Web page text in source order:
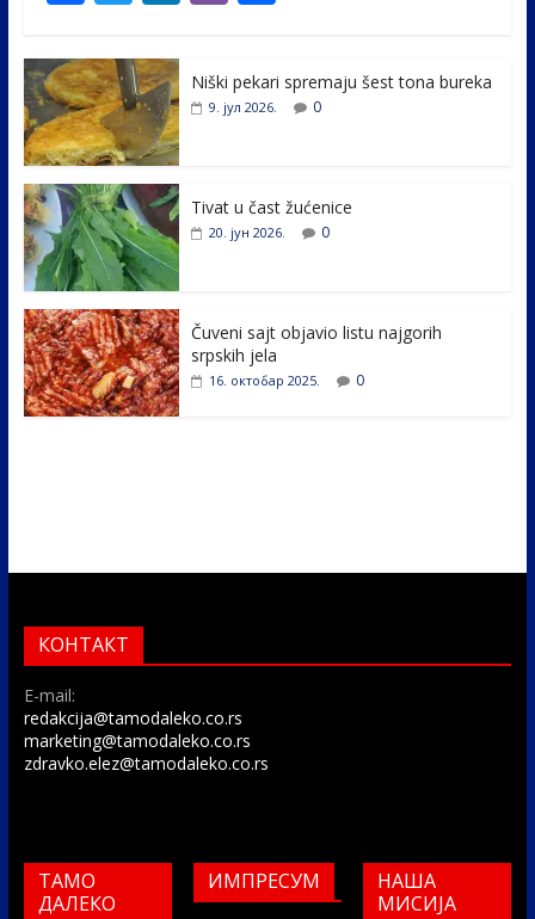
e
b
o
o
k
itt
er e
er
e
Niški pekari spremaju šest tona bureka
9. јул 2026. 0
Tivat u čast žućenice
20. јун 2026. 0
Čuveni sajt objavio listu najgorih
srpskih jela
16. октобар 2025. 0
КОНТАКТ
E-mail:
redakcija@tamodaleko.co.rs
marketing@tamodaleko.co.rs
zdravko.elez@tamodaleko.co.rs
ТАМО
ДАЛЕКО
ИМПРЕСУМ
НАША
МИСИЈА